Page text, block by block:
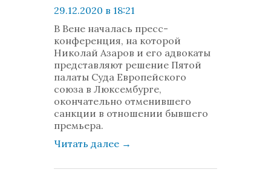
29.12.2020 в 18:21
комментариев: 0
В Вене началась пресс-
конференция, на которой
Николай Азаров и его адвокаты
представляют решение Пятой
палаты Суда Европейского
союза в Люксембурге,
окончательно отменившего
санкции в отношении бывшего
премьера.
Читать далее →